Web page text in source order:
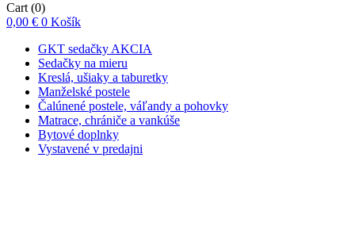
Cart (0)
0,00 € 0 Košík
GKT sedačky AKCIA
Sedačky na mieru
Kreslá, ušiaky a taburetky
Manželské postele
Čalúnené postele, váľandy a pohovky
Matrace, chrániče a vankúše
Bytové doplnky
Vystavené v predajni